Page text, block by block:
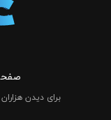
برای دیدن